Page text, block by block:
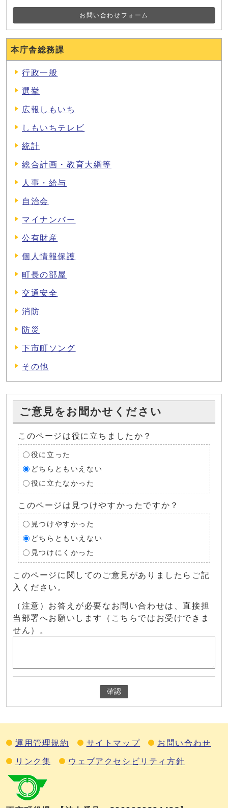
お問い合わせフォーム
本庁舎総務課
行政一般
選挙
広報しもいち
しもいちテレビ
統計
総合計画・教育大綱等
人事・給与
自治会
マイナンバー
公有財産
個人情報保護
町長の部屋
交通安全
消防
防災
下市町ソング
その他
ご意見をお聞かせください
このページは役に立ちましたか？
役に立った
どちらともいえない
役に立たなかった
このページは見つけやすかったですか？
見つけやすかった
どちらともいえない
見つけにくかった
このページに関してのご意見がありましたらご記
入ください。
（注意）お答えが必要なお問い合わせは、直接担
当部署へお願いします（こちらではお受けできま
せん）。
確認
運用管理規約 サイトマップ お問い合わせ
リンク集 ウェブアクセシビリティ方針